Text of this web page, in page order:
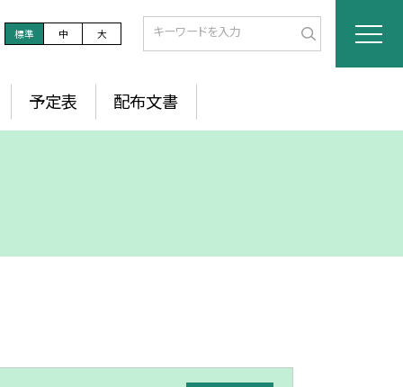
標準 中 大
予定表 配布文書